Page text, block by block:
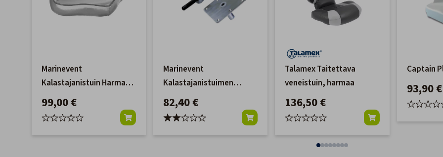
Marinevent
Kalastajanistuin Harmaa
+ Tuolinjalkasarja
99,00 €
Marinevent
Kalastajanistuimen
Tuolinjalkasarja
82,40 €
Talamex Taitettava
veneistuin, harmaa
136,50 €
Captain
93,90 €